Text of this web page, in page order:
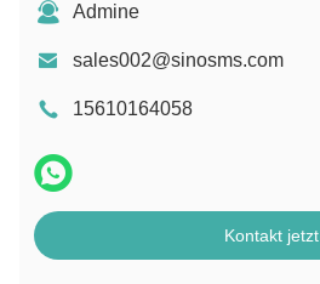
Admine
sales002@sinosms.com
15610164058
Kontakt jetzt